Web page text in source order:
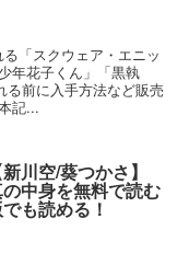
「スクウェア・エニッ
年花子くん」「黒執
る前に入手方法など販売
記...
川空/葵つかさ】
中身を無料で読む
も読める！